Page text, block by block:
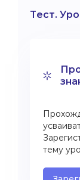
Тест.
тему